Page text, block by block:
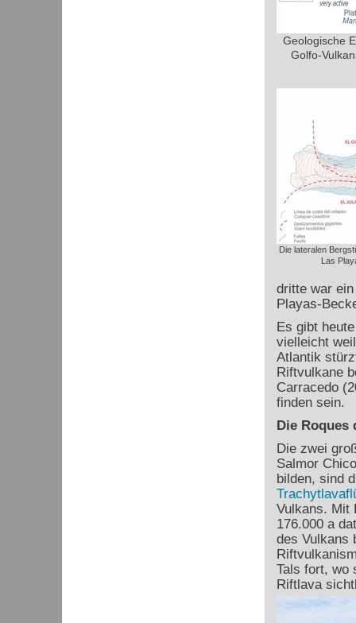
Geologische
Golfo-
Die lateralen
Las
dritte war
Playas-
Es gibt
vielleicht
Atlantik
Riftvulkane
Carracedo
finden sein.
Die Roques
Die zwei
Salmor
bilden, sind
Vulkans. Mit
176.000 a
des Vulkans
Tals fort, wo
Riftlava